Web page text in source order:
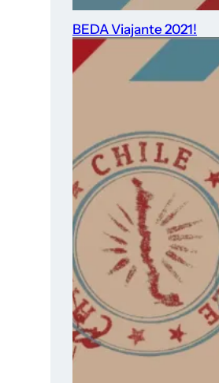
BEDA Viajante 2021!